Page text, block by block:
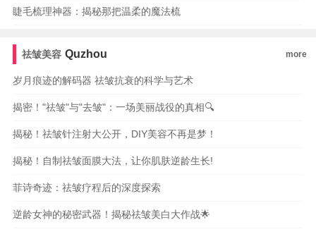
睫毛梳理神器：揭秘那把温柔的魔法梳
祛皱美容 Quzhou more
岁月痕迹的解码器 祛皱抗衰的科学与艺术
揭密！"祛皱"与"去皱"：一场美丽战役的真相🔍
揭秘！祛皱针注射大公开，DIY美容不再是梦！
揭秘！自制祛皱面膜大法，让你肌肤逆龄生长!
菲诗奇迹：祛皱疗程后的深度探索
逆龄女神的秘密武器！揭秘祛皱美白大作战🌟